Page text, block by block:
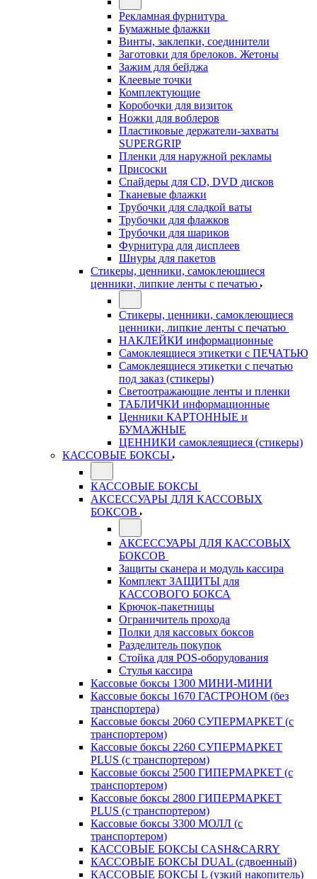
Рекламная фурнитура
Бумажные флажки
Винты, заклепки, соединители
Заготовки для брелоков. Жетоны
Зажим для бейджа
Клеевые точки
Комплектующие
Коробочки для визиток
Ножки для воблеров
Пластиковые держатели-захваты
SUPERGRIP
Пленки для наружной рекламы
Присоски
Спайдеры для CD, DVD дисков
Тканевые флажки
Трубочки для сладкой ваты
Трубочки для флажков
Трубочки для шариков
Фурнитура для дисплеев
Шнуры для пакетов
Стикеры, ценники, самоклеющиеся
ценники, липкие ленты с печатью
Стикеры, ценники, самоклеющиеся
ценники, липкие ленты с печатью
НАКЛЕЙКИ информационные
Самоклеящиеся этикетки с ПЕЧАТЬЮ
Самоклеящиеся этикетки с печатью
под заказ (стикеры)
Светоотражающие ленты и пленки
ТАБЛИЧКИ информационные
Ценники КАРТОННЫЕ и
БУМАЖНЫЕ
ЦЕННИКИ самоклеящиеся (стикеры)
КАССОВЫЕ БОКСЫ
КАССОВЫЕ БОКСЫ
АКСЕССУАРЫ ДЛЯ КАССОВЫХ
БОКСОВ
АКСЕССУАРЫ ДЛЯ КАССОВЫХ
БОКСОВ
Защиты сканера и модуль кассира
Комплект ЗАЩИТЫ для
КАССОВОГО БОКСА
Крючок-пакетницы
Ограничитель прохода
Полки для кассовых боксов
Разделитель покупок
Стойка для POS-оборудования
Стулья кассира
Кассовые боксы 1300 МИНИ-МИНИ
Кассовые боксы 1670 ГАСТРОНОМ (без
транспортера)
Кассовые боксы 2060 СУПЕРМАРКЕТ (с
транспортером)
Кассовые боксы 2260 СУПЕРМАРКЕТ
PLUS (с транспортером)
Кассовые боксы 2500 ГИПЕРМАРКЕТ (с
транспортером)
Кассовые боксы 2800 ГИПЕРМАРКЕТ
PLUS (с транспортером)
Кассовые боксы 3300 МОЛЛ (с
транспортером)
КАССОВЫЕ БОКСЫ CASH&CARRY
КАССОВЫЕ БОКСЫ DUAL (сдвоенный)
КАССОВЫЕ БОКСЫ L (узкий накопитель)